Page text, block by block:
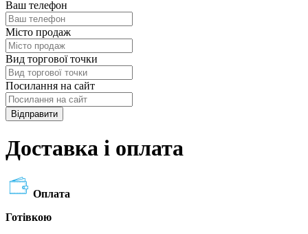
Ваш телефон
Місто продаж
Вид торгової точки
Посилання на сайт
Відправити
Доставка і оплата
Оплата
Готівкою